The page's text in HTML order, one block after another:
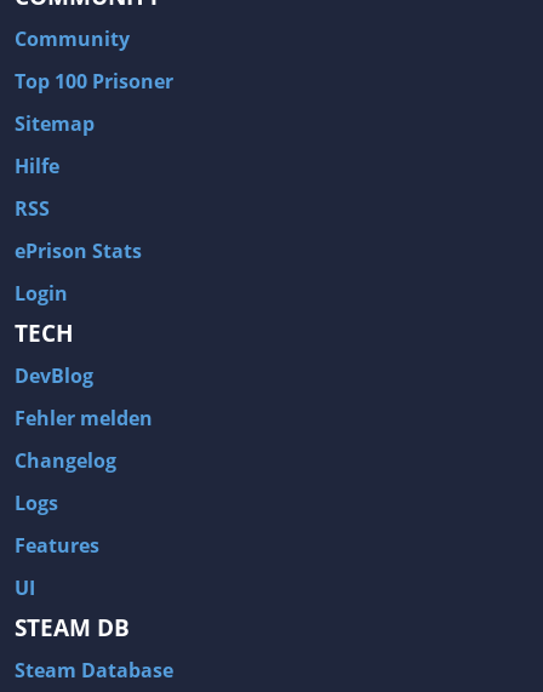
Community
Top 100 Prisoner
Sitemap
Hilfe
RSS
ePrison Stats
Login
TECH
DevBlog
Fehler melden
Changelog
Logs
Features
UI
STEAM DB
Steam Database